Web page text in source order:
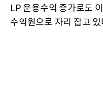
LP 운용수익 증가로도
수익원으로 자리 잡고 있